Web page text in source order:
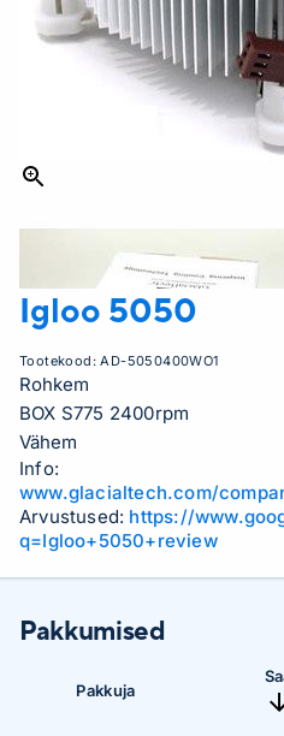
Igloo 5050
Tootekood:AD-5050400WO1
Rohkem
BOX S775 2400rpm
Vähem
Info:
www.glacialtech.com/
Arvustused: https://
q=Igloo+5050+review
Pakkumised
Pakkuja